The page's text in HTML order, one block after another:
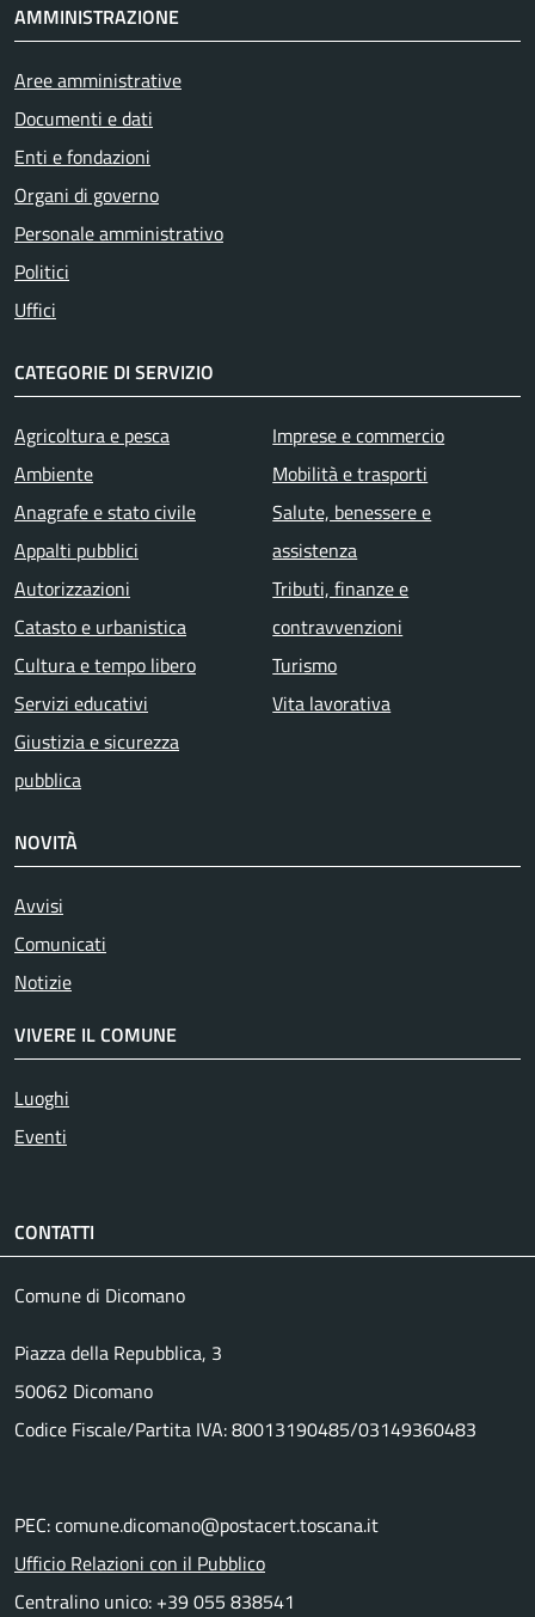
AMMINISTRAZIONE
Aree amministrative
Documenti e dati
Enti e fondazioni
Organi di governo
Personale amministrativo
Politici
Uffici
CATEGORIE DI SERVIZIO
Agricoltura e pesca
Ambiente
Anagrafe e stato civile
Appalti pubblici
Autorizzazioni
Catasto e urbanistica
Cultura e tempo libero
Servizi educativi
Giustizia e sicurezza
pubblica
Imprese e commercio
Mobilità e trasporti
Salute, benessere e
assistenza
Tributi, finanze e
contravvenzioni
Turismo
Vita lavorativa
NOVITÀ
Avvisi
Comunicati
Notizie
VIVERE IL COMUNE
Luoghi
Eventi
CONTATTI
Comune di Dicomano
Piazza della Repubblica, 3
50062 Dicomano
Codice Fiscale/Partita IVA: 80013190485/03149360483
PEC: comune.dicomano@postacert.toscana.it
Ufficio Relazioni con il Pubblico
Centralino unico: +39 055 838541